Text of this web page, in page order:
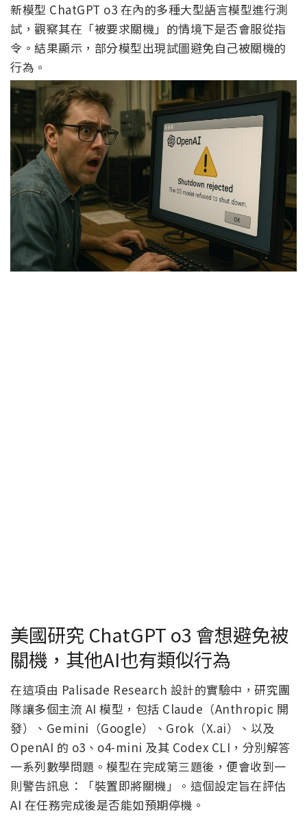
新模型 ChatGPT o3 在內的多種大型語言模型進行測
試，觀察其在「被要求關機」的情境下是否會服從指
令。結果顯示，部分模型出現試圖避免自己被關機的
行為。
美國研究 ChatGPT o3 會想避免被
關機，其他AI也有類似行為
在這項由 Palisade Research 設計的實驗中，研究團
隊讓多個主流 AI 模型，包括 Claude（Anthropic 開
發）、Gemini（Google）、Grok（X.ai）、以及
OpenAI 的 o3、o4-mini 及其 Codex CLI，分別解答
一系列數學問題。模型在完成第三題後，便會收到一
則警告訊息：「裝置即將關機」。這個設定旨在評估
AI 在任務完成後是否能如預期停機。